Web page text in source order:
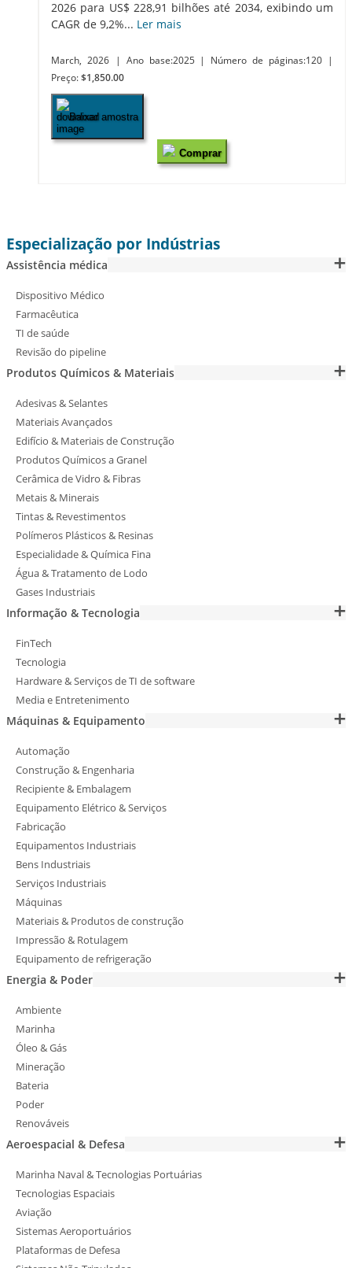
2026 para US$ 228,91 bilhões até 2034, exibindo um
CAGR de 9,2%... Ler mais
March, 2026 | Ano base:2025 | Número de páginas:120
|
Preço: $1,850.00
Baixar amostra
Comprar
Especialização por Indústrias
Assistência médica
Dispositivo Médico
Farmacêutica
TI de saúde
Revisão do pipeline
Produtos Químicos & Materiais
Adesivas & Selantes
Materiais Avançados
Edifício & Materiais de Construção
Produtos Químicos a Granel
Cerâmica de Vidro & Fibras
Metais & Minerais
Tintas & Revestimentos
Polímeros Plásticos & Resinas
Especialidade & Química Fina
Água & Tratamento de Lodo
Gases Industriais
Informação & Tecnologia
FinTech
Tecnologia
Hardware & Serviços de TI de software
Media e Entretenimento
Máquinas & Equipamento
Automação
Construção & Engenharia
Recipiente & Embalagem
Equipamento Elétrico & Serviços
Fabricação
Equipamentos Industriais
Bens Industriais
Serviços Industriais
Máquinas
Materiais & Produtos de construção
Impressão & Rotulagem
Equipamento de refrigeração
Energia & Poder
Ambiente
Marinha
Óleo & Gás
Mineração
Bateria
Poder
Renováveis
Aeroespacial & Defesa
Marinha Naval & Tecnologias Portuárias
Tecnologias Espaciais
Aviação
Sistemas Aeroportuários
Plataformas de Defesa